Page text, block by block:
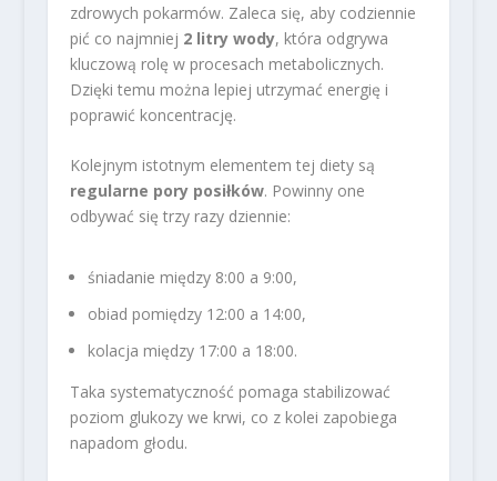
zdrowych pokarmów. Zaleca się, aby codziennie
pić co najmniej 2 litry wody, która odgrywa
kluczową rolę w procesach metabolicznych.
Dzięki temu można lepiej utrzymać energię i
poprawić koncentrację.
Kolejnym istotnym elementem tej diety są
regularne pory posiłków. Powinny one
odbywać się trzy razy dziennie:
śniadanie między 8:00 a 9:00,
obiad pomiędzy 12:00 a 14:00,
kolacja między 17:00 a 18:00.
Taka systematyczność pomaga stabilizować
poziom glukozy we krwi, co z kolei zapobiega
napadom głodu.